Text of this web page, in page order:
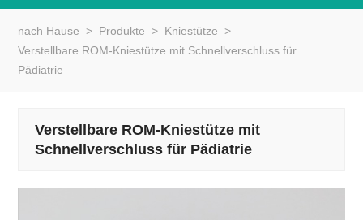
nach Hause > Produkte > Kniestütze >
Verstellbare ROM-Kniestütze mit Schnellverschluss für
Pädiatrie
Verstellbare ROM-Kniestütze mit
Schnellverschluss für Pädiatrie